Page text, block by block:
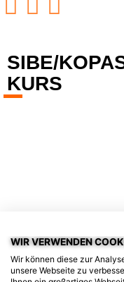
SIBE/
KURS
WIR VERWENDEN
Wir können diese zur
unsere Webseite zu